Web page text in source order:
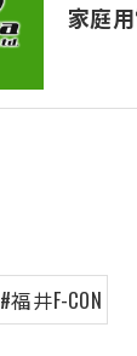
家庭
#福井F-CON